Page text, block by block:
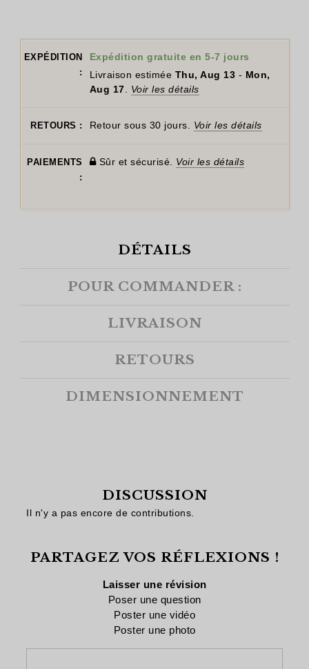
EXPÉDITION
:
Expédition gratuite en 5-7 jours
Livraison estimée Thu, Aug 13 - Mon,
Aug 17
Voir les détails
RETOURS : Retour sous 30 jours. Voir les détails
PAIEMENTS
:
Sûr et sécurisé. Voir les détails
DÉTAILS
POUR COMMANDER :
LIVRAISON
RETOURS
DIMENSIONNEMENT
DISCUSSION
Il n'y a pas encore de contributions.
PARTAGEZ VOS RÉFLEXIONS !
Laisser une révision
Poser une question
Poster une vidéo
Poster une photo